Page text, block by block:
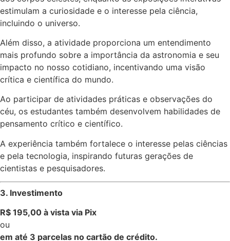
estimulam a curiosidade e o interesse pela ciência,
incluindo o universo.
Além disso, a atividade proporciona um entendimento
mais profundo sobre a importância da astronomia e seu
impacto no nosso cotidiano, incentivando uma visão
crítica e científica do mundo.
Ao participar de atividades práticas e observações do
céu, os estudantes também desenvolvem habilidades de
pensamento crítico e científico.
A experiência também fortalece o interesse pelas ciências
e pela tecnologia, inspirando futuras gerações de
cientistas e pesquisadores.
3. Investimento
R$ 195,00 à vista via Pix
ou
em até 3 parcelas no cartão de crédito.